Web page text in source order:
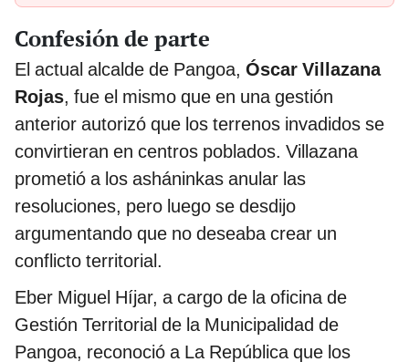
Confesión de parte
El actual alcalde de Pangoa, Óscar Villazana
Rojas, fue el mismo que en una gestión
anterior autorizó que los terrenos invadidos se
convirtieran en centros poblados. Villazana
prometió a los asháninkas anular las
resoluciones, pero luego se desdijo
argumentando que no deseaba crear un
conflicto territorial.
Eber Miguel Híjar, a cargo de la oficina de
Gestión Territorial de la Municipalidad de
Pangoa, reconoció a La República que los